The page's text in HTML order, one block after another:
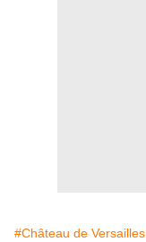
#Château de Versailles